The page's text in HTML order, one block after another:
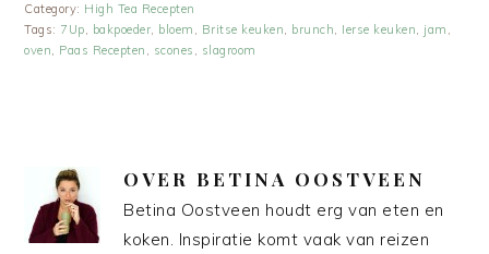
Category: High Tea Recepten
Tags: 7Up, bakpoeder, bloem , Britse keuken, brunch, Ierse keuken, jam ,
oven, Paas Recepten , scones , slagroom
OVERBETINA OOSTVEEN
Betina Oostveen houdt erg van eten en
koken. Inspiratie komt vaak van reizen